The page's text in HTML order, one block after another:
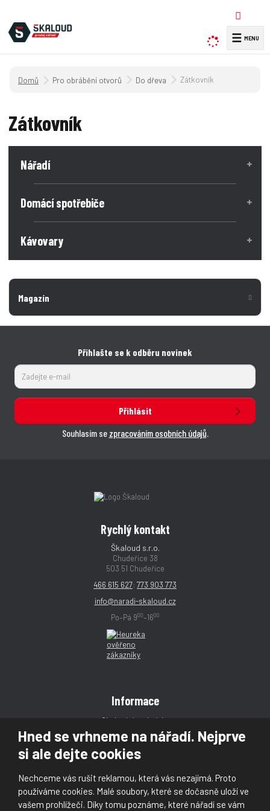
Hned se vrhneme na nářadí. Nejprve
si ale dejte cookies
Nechceme vás rušit reklamou, která vás nezajímá. Proto
používáme cookies. Malé soubory, které se dočasně uloží ve
vašem prohlížeči. Díky tomu poznáme, které nářadí se vám
y
l
☰
Úvodní strana
Pro obrábění otvorů Do dřeva Zátkovník
Zátkovník
Nářadí
Domácí spotřebiče
Kávovary
Magazín
Přihlašte se k odběru novinek
Přihlásit
Souhlasím se zpracováním osobních údajů.
Rychlý kontakt
Škaloud s.r.o.
Chudeřice 38
503 51 Chudeřice
466 615 627; 773 903 773
info@naradi-skaloud.cz
Po–Pá 900–1600
Informace
Obchodní podmínky
Reklamace
Magazín
Kontakt